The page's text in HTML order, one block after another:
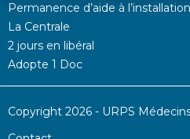
Permanence d’aide à l’installation
La Centrale
2 jours en libéral
Adopte 1 Doc
Copyright 2026 - URPS